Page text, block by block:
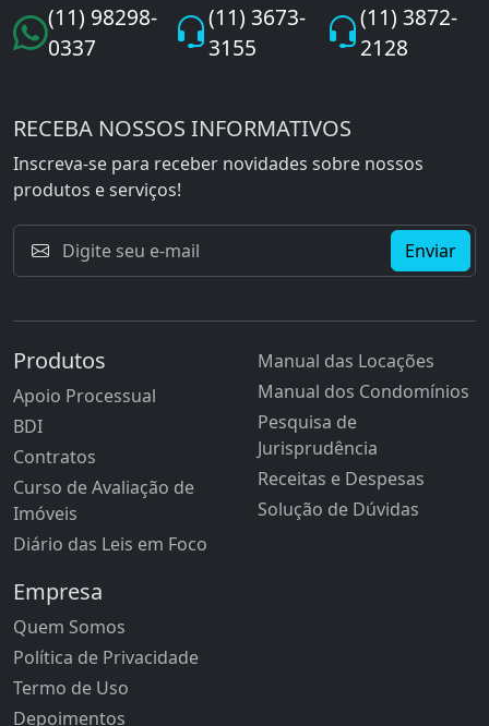
(11) 98298-
0337
(11) 3673-
3155
(11) 3872-
2128
RECEBA NOSSOS INFORMATIVOS
Inscreva-se para receber novidades sobre nossos
produtos e serviços!
Enviar
Produtos
Apoio Processual
BDI
Contratos
Curso de Avaliação de
Imóveis
Diário das Leis em Foco
Manual das Locações
Manual dos Condomínios
Pesquisa de
Jurisprudência
Receitas e Despesas
Solução de Dúvidas
Empresa
Quem Somos
Política de Privacidade
Termo de Uso
Depoimentos